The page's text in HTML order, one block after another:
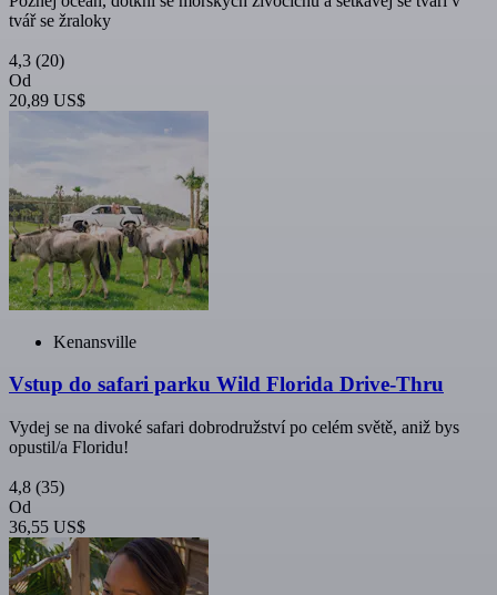
tvář se žraloky
4,3 (20)
Od
20,89 US$
Kenansville
Vstup do safari parku Wild Florida Drive-Thru
Vydej se na divoké safari dobrodružství po celém světě, aniž bys
opustil/a Floridu!
4,8 (35)
Od
36,55 US$